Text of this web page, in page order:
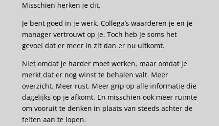
Misschien herken je dit.
Je bent goed in je werk. Collega’s waarderen je en je
manager vertrouwt op je. Toch heb je soms het
gevoel dat er meer in zit dan er nu uitkomt.
Niet omdat je harder moet werken, maar omdat je
merkt dat er nog winst te behalen valt. Meer
overzicht. Meer rust. Meer grip op alle informatie die
dagelijks op je afkomt. En misschien ook meer ruimte
om vooruit te denken in plaats van steeds achter de
feiten aan te lopen.